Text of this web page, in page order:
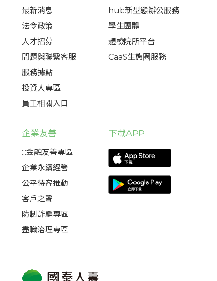
最新消息
法令政策
人才招募
問題與聯繫客服
服務據點
投資人專區
員工相關入口
hub新型態辦公服務
學生團體
體檢院所平台
CaaS生態圈服務
企業友善
:::金融友善專區
企業永續經營
公平待客推動
客戶之聲
防制詐騙專區
盡職治理專區
下載APP